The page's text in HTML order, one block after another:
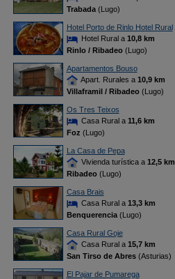
Trabada(Lugo)
Hotel Porto de Rinlo Hotel Rural
Hotel Rural a 10,8 km
Rinlo / Ribadeo(Lugo)
Apartamentos Bouso
Apart. Rurales a 10,9 km
Villaframil / Ribadeo(Lugo)
Os Tres Teixos
Casa Rural a 11,6 km
Foz (Lugo)
La Casa de Pepa
Vivienda turística a 12,5 km
Ribadeo(Lugo)
Casa Brais
Casa Rural a 13,3 km
Benquerencia(Lugo)
Casa Rural Goje
Casa Rural a 15,7 km
San Tirso de Abres(Asturias)
El Pajar de Pumarega